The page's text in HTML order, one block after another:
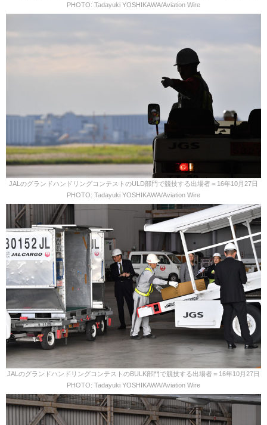
PHOTO: Tadayuki YOSHIKAWA/Aviation Wire
JALのグランドハンドリングコンテストのULD部門で競技する出場者＝16年10月27日
PHOTO: Tadayuki YOSHIKAWA/Aviation Wire
JALのグランドハンドリングコンテストのBULK部門で競技する出場者＝16年10月27日
PHOTO: Tadayuki YOSHIKAWA/Aviation Wire